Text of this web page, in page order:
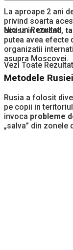
Nici un Rezultat
Vezi Toate
La aproape 2 ani
privind soarta
acasa in curand,
putea avea efecte
organizatii
asupra Moscovei.
Metodele
Rusia a folosit
pe copii in
invoca probleme
„salva” din zonele